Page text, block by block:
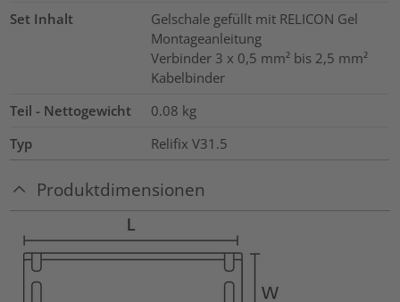
Set Inhalt
Gelschale gefüllt mit RELICON Gel
Montageanleitung
Verbinder 3 x 0,5 mm² bis 2,5 mm²
Kabelbinder
Teil - Nettogewicht
0.08 kg
Typ
Relifix V31.5
Produktdimensionen